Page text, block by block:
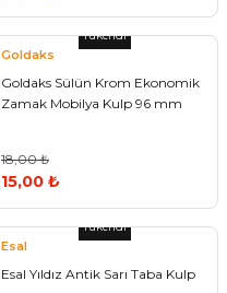
Tükendi
Goldaks
Goldaks Sülün Krom Ekonomik
Zamak Mobilya Kulp 96 mm
18,00 ₺
15,00 ₺
Tükendi
Esal
Esal Yıldız Antik Sarı Taba Kulp